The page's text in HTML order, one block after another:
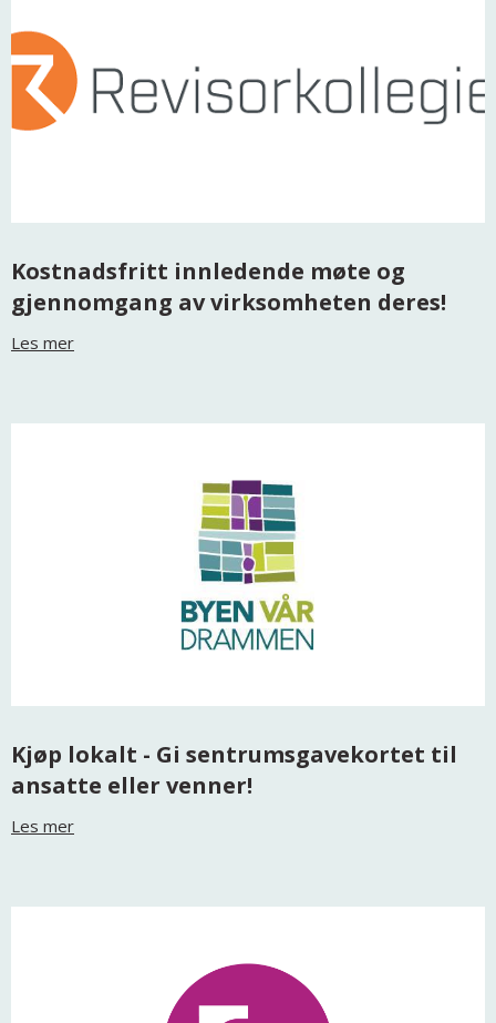
Kostnadsfritt innledende møte og
gjennomgang av virksomheten deres!
Les mer
Kjøp lokalt - Gi sentrumsgavekortet til
ansatte eller venner!
Les mer